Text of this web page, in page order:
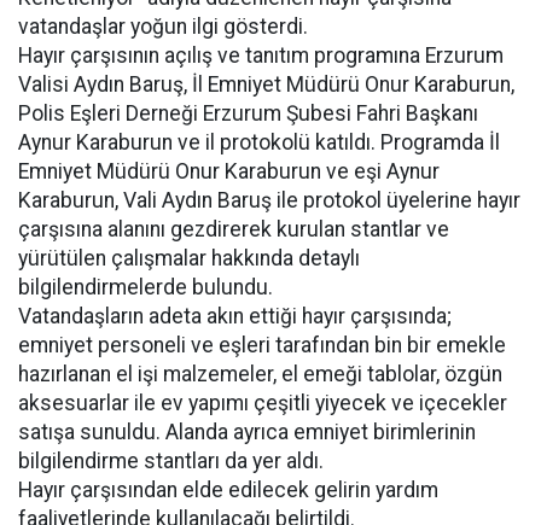
vatandaşlar yoğun ilgi gösterdi.
Hayır çarşısının açılış ve tanıtım programına Erzurum
Valisi Aydın Baruş, İl Emniyet Müdürü Onur Karaburun,
Polis Eşleri Derneği Erzurum Şubesi Fahri Başkanı
Aynur Karaburun ve il protokolü katıldı. Programda İl
Emniyet Müdürü Onur Karaburun ve eşi Aynur
Karaburun, Vali Aydın Baruş ile protokol üyelerine hayır
çarşısına alanını gezdirerek kurulan stantlar ve
yürütülen çalışmalar hakkında detaylı
bilgilendirmelerde bulundu.
Vatandaşların adeta akın ettiği hayır çarşısında;
emniyet personeli ve eşleri tarafından bin bir emekle
hazırlanan el işi malzemeler, el emeği tablolar, özgün
aksesuarlar ile ev yapımı çeşitli yiyecek ve içecekler
satışa sunuldu. Alanda ayrıca emniyet birimlerinin
bilgilendirme stantları da yer aldı.
Hayır çarşısından elde edilecek gelirin yardım
faaliyetlerinde kullanılacağı belirtildi.